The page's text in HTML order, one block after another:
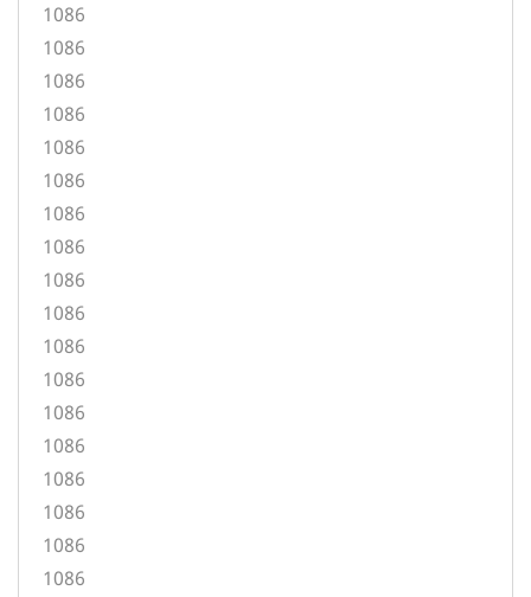
1086
1086
1086
1086
1086
1086
1086
1086
1086
1086
1086
1086
1086
1086
1086
1086
1086
1086